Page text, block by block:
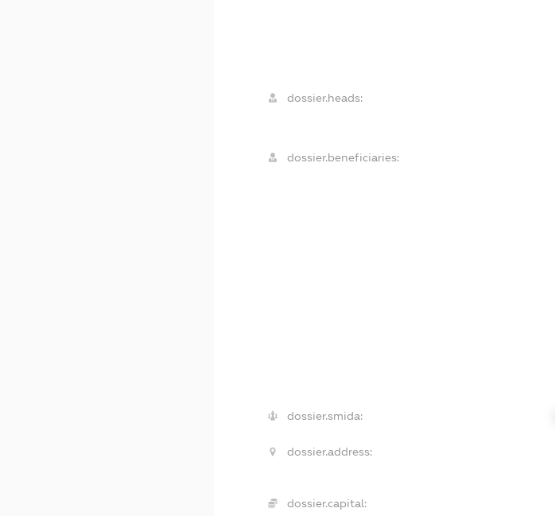
dossier.heads:
dossier.beneficiaries:
dossier.smida:
dossier.address:
dossier.capital: